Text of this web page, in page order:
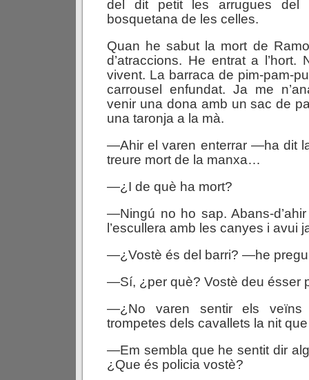
del dit petit les arrugues del
bosquetana de les celles.
Quan he sabut la mort de
d’atraccions. He entrat a l’hort.
vivent. La barraca de pim-pam-
carrousel enfundat. Ja me
venir una dona amb un sac de
una taronja a la mà.
—Ahir el varen enterrar —ha dit
treure mort de la manxa…
—¿I de què ha mort?
—Ningú no ho sap. Abans-
l’escullera amb les canyes i avui
—¿Vostè és del barri? —he
—Sí, ¿per què? Vostè deu ésser
—¿No varen sentir els
trompetes dels cavallets la nit
—Em sembla que he sentit dir
¿Que és policia vostè?